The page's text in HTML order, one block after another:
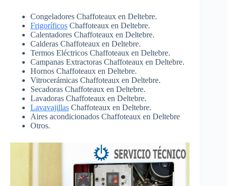
Congeladores Chaffoteaux en Deltebre.
Frigoríficos Chaffoteaux en Deltebre.
Calentadores Chaffoteaux en Deltebre.
Calderas Chaffoteaux en Deltebre.
Termos Eléctricos Chaffoteaux en Deltebre.
Campanas Extractoras Chaffoteaux en Deltebre.
Hornos Chaffoteaux en Deltebre.
Vitrocerámicas Chaffoteaux en Deltebre.
Secadoras Chaffoteaux en Deltebre.
Lavadoras Chaffoteaux en Deltebre.
Lavavajillas Chaffoteaux en Deltebre.
Aires acondicionados Chaffoteaux en Deltebre
Otros.